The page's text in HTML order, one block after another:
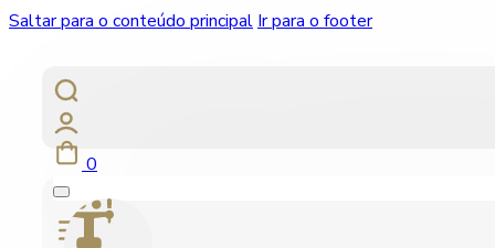
Saltar para o conteúdo principal Ir para o footer
0